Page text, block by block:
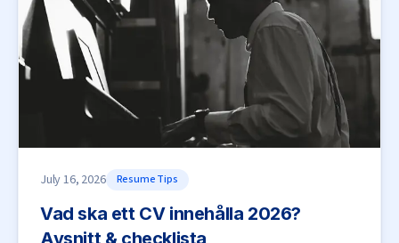
July 16, 2026 Resume Tips
Vad ska ett CV innehålla 2026?
Avsnitt & checklista